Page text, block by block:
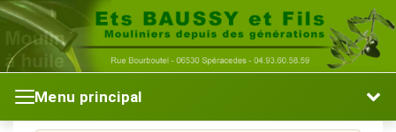
Menu principal